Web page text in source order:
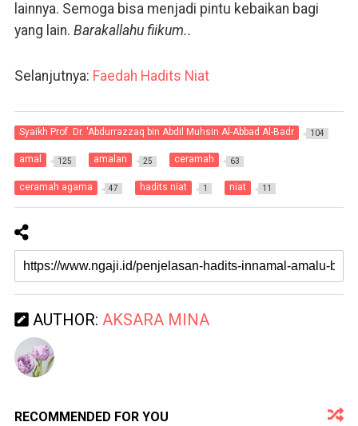
lainnya. Semoga bisa menjadi pintu kebaikan bagi
yang lain. Barakallahu fiikum..
Selanjutnya: Faedah Hadits Niat
Syaikh Prof. Dr. 'Abdurrazzaq bin Abdil Muhsin Al-Abbad Al-Badr 104
amal 125 amalan 25 ceramah 63
ceramah agama 47 hadits niat 1 niat 11
AUTHOR: AKSARA MINA
RECOMMENDED FOR YOU